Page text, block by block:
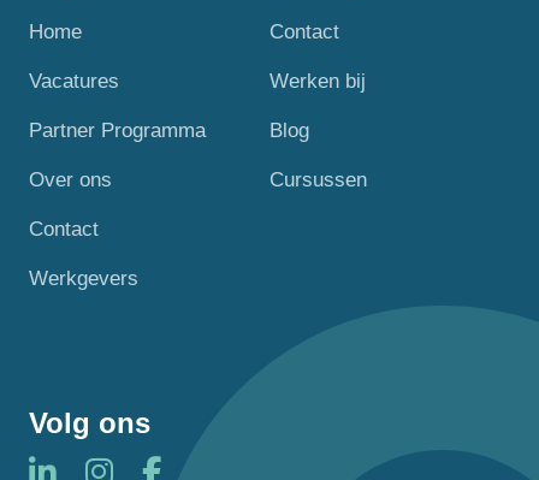
Home
Vacatures
Partner Programma
Over ons
Contact
Werkgevers
Contact
Werken bij
Blog
Cursussen
Volg ons